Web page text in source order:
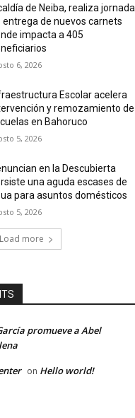
de Neiba, realiza jornada
entrega de nuevos carnets
impacta a 405
6, 2026
Escolar acelera
y remozamiento de
en Bahoruco
5, 2026
en la Descubierta
una aguda escases de
para asuntos domésticos
5, 2026
Load more
promueve a Abel
on Hello world!